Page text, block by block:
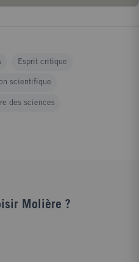
Esprit critique
scientifique
des sciences
Molière ?